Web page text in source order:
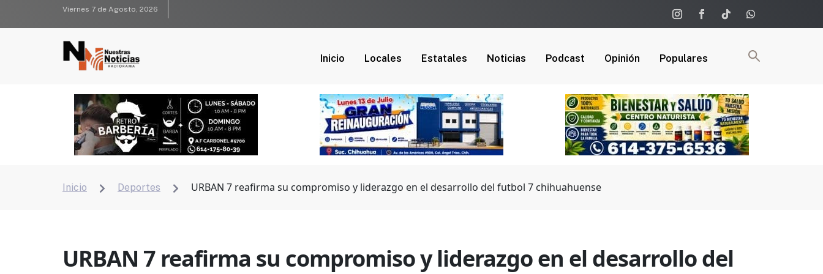
Viernes 7 de Agosto, 2026
Inicio Locales Estatales Noticias Podcast Opinión Populares
Inicio  Deportes  URBAN 7 reafirma su compromiso y liderazgo en el desarrollo del futbol 7 chihuahuense
URBAN 7 reafirma su compromiso y liderazgo en el desarrollo del